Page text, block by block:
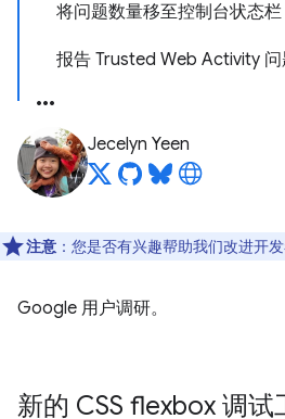
将问题数量移至控制台状态栏
报告 Trusted Web Activity 问
Jecelyn Yeen
注意 ：您是否有兴趣帮助我们改进开
Google 用户调研。
新的 CSS flexbox 调试